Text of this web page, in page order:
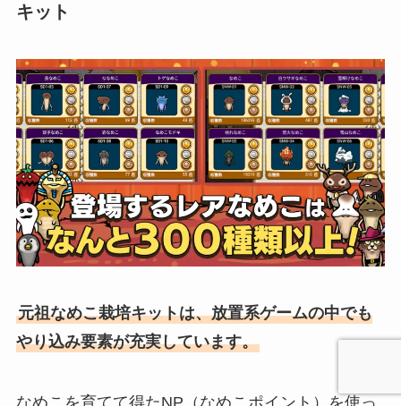
キット
元祖なめこ栽培キットは、放置系ゲームの中でも
やり込み要素が充実しています。
なめこを育てて得たNP（なめこポイント）を使っ